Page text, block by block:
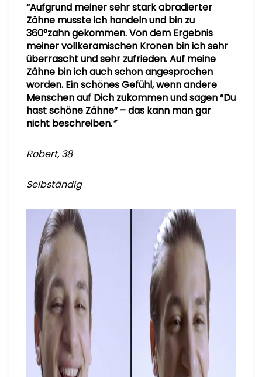
“Aufgrund meiner sehr stark abradierter
Zähne musste ich handeln und bin zu
360°zahn gekommen. Von dem Ergebnis
meiner vollkeramischen Kronen bin ich sehr
überrascht und sehr zufrieden. Auf meine
Zähne bin ich auch schon angesprochen
worden. Ein schönes Gefühl, wenn andere
Menschen auf Dich zukommen und sagen “Du
hast schöne Zähne” – das kann man gar
nicht beschreiben.”
Robert, 38
Selbständig